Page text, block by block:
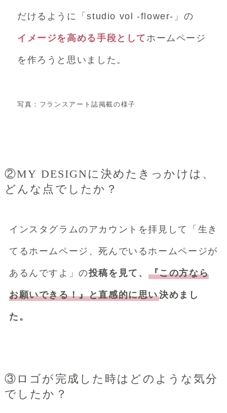
だけるように 「studio vol -flower-」の
イメージを高める手段として ホームページ
を作ろうと思いました。
写真：フランスアート誌掲載の様子
②MY DESIGNに決めたきっかけは、
どんな点でしたか？
インスタグラムのアカウントを拝見して「生き
てるホームページ、死んでいるホームページが
あるんですよ」の投稿を見て、 『この方なら
お願いできる！』と直感的に思い決めまし
た。
③ロゴが完成した時はどのような気分
でしたか？